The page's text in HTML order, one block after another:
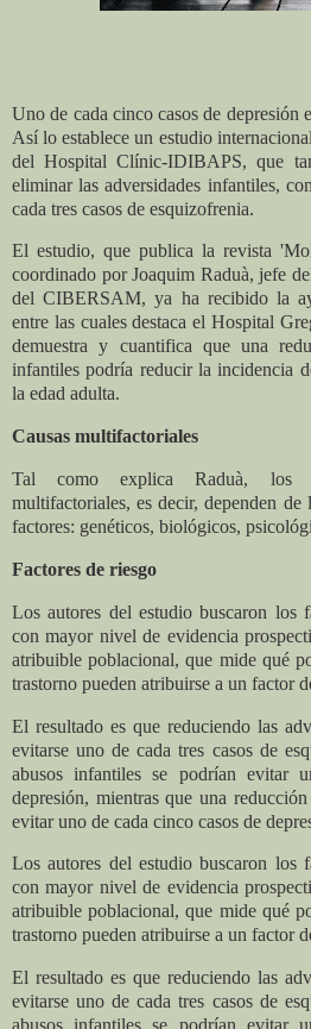
Uno de cada cinco casos de depresión
Así lo establece un estudio
del Hospital Clínic-IDIBAPS, que
eliminar las adversidades infantiles,
cada tres casos de esquizofrenia.
El estudio, que publica la revista
coordinado por Joaquim Raduà, jefe
del CIBERSAM, ya ha recibido la
entre las cuales destaca el Hospital
demuestra y cuantifica que una
infantiles podría reducir la incidencia
la edad adulta.
Causas multifactoriales
Tal como explica Raduà, los
multifactoriales, es decir, dependen
factores: genéticos, biológicos,
Factores de riesgo
Los autores del estudio buscaron los
con mayor nivel de evidencia
atribuible poblacional, que mide qué
trastorno pueden atribuirse a un factor
El resultado es que reduciendo las
evitarse uno de cada tres casos de
abusos infantiles se podrían evitar
depresión, mientras que una
evitar uno de cada cinco casos de
Los autores del estudio buscaron los
con mayor nivel de evidencia
atribuible poblacional, que mide qué
trastorno pueden atribuirse a un factor
El resultado es que reduciendo las
evitarse uno de cada tres casos de